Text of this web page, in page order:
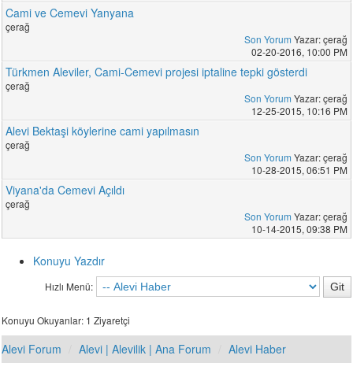
Cami ve Cemevi Yanyana
çerağ
Son Yorum Yazar: çerağ
02-20-2016, 10:00 PM
Türkmen Aleviler, Cami-Cemevi projesi iptaline tepki gösterdi
çerağ
Son Yorum Yazar: çerağ
12-25-2015, 10:16 PM
Alevi Bektaşi köylerine cami yapılmasın
çerağ
Son Yorum Yazar: çerağ
10-28-2015, 06:51 PM
Viyana'da Cemevi Açıldı
çerağ
Son Yorum Yazar: çerağ
10-14-2015, 09:38 PM
Konuyu Yazdır
Hızlı Menü:
Konuyu Okuyanlar: 1 Ziyaretçi
Alevi Forum Alevi | Alevilik | Ana Forum Alevi Haber